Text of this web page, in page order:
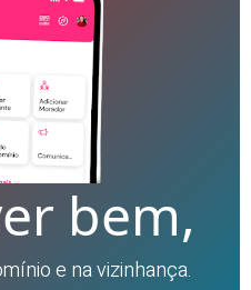
bem,
e na vizinhança.